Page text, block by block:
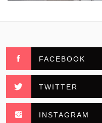
FACEBOOK
TWITTER
INSTAGRAM